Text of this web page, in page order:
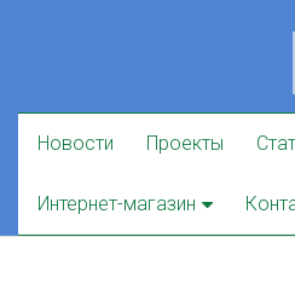
Новости Проекты
Интернет-магазин